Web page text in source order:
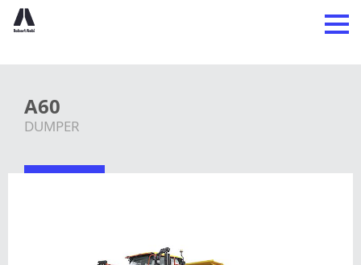
A60
DUMPER